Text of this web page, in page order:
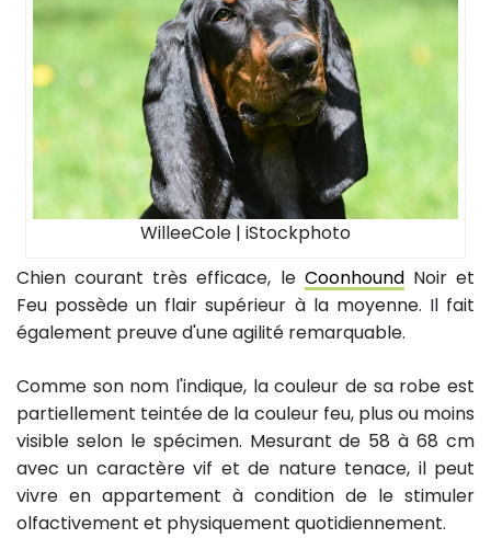
WilleeCole | iStockphoto
Chien courant très efficace, le CoonhoundNoir et
Feu possède un flair supérieur à la moyenne. Il fait
également preuve d'une agilité remarquable.
Comme son nom l'indique, la couleur de sa robe est
partiellement teintée de la couleur feu, plus ou moins
visible selon le spécimen. Mesurant de 58 à 68 cm
avec un caractère vif et de nature tenace, il peut
vivre en appartement à condition de le stimuler
olfactivement et physiquement quotidiennement.